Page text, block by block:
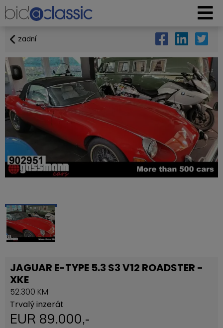
zadní
JAGUAR E-TYPE 5.3 S3 V12 ROADSTER -
XKE
52.300 KM
Trvalý inzerát
EUR 89.000,-